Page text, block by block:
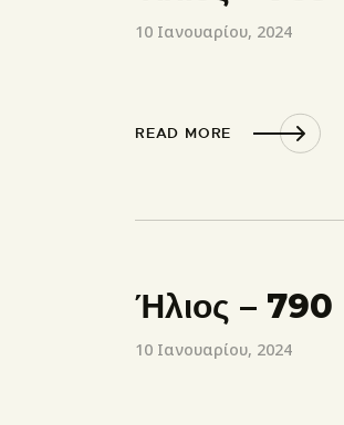
10 Ιανουαρίου, 2024
READ MORE
Ήλιος – 790
10 Ιανουαρίου, 2024